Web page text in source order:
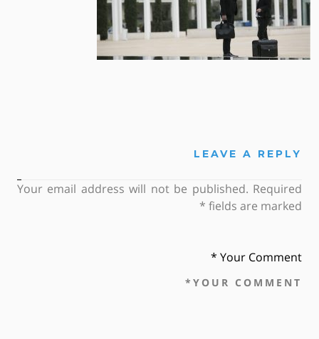
LEAVE A REPLY
Your email address will not be published. Required
fields are marked
*
Your Comment *